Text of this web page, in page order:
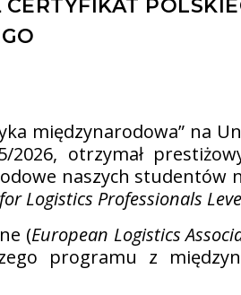
międzynarodowa” na
otrzymał
naszych studentów
Logistics Professionals
(European Logistics
programu z